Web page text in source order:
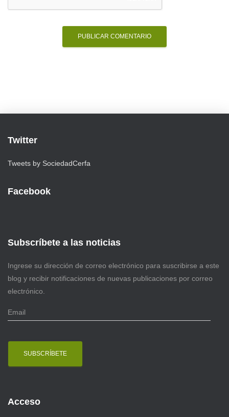
Twitter
Tweets by SociedadCerfa
Facebook
Subscríbete a las noticias
Ingrese su dirección de correo electrónico para suscribirse a este
blog y recibir notificaciones de nuevas publicaciones por correo
electrónico.
E
m
Acceso